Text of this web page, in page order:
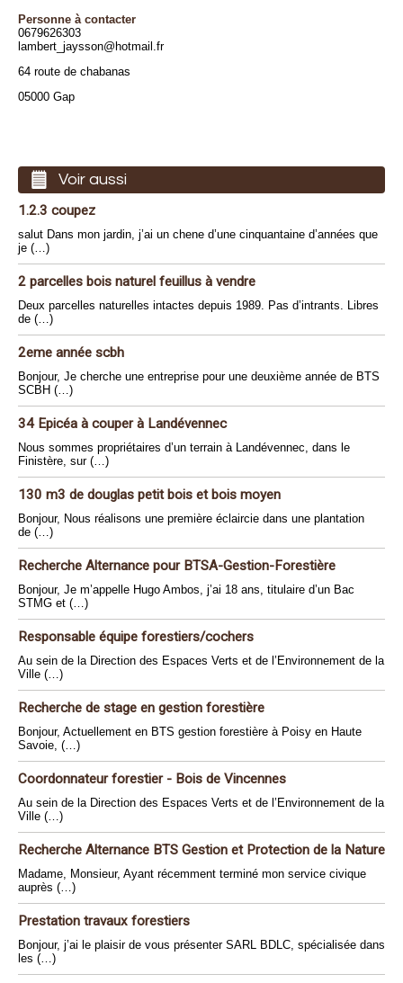
Personne à contacter
0679626303
lambert_jaysson@hotmail.fr
64 route de chabanas
05000 Gap
Voir aussi
1.2.3 coupez
salut Dans mon jardin, j’ai un chene d’une cinquantaine d’années que
je (…)
2 parcelles bois naturel feuillus à vendre
Deux parcelles naturelles intactes depuis 1989. Pas d’intrants. Libres
de (…)
2eme année scbh
Bonjour, Je cherche une entreprise pour une deuxième année de BTS
SCBH (…)
34 Epicéa à couper à Landévennec
Nous sommes propriétaires d’un terrain à Landévennec, dans le
Finistère, sur (…)
130 m3 de douglas petit bois et bois moyen
Bonjour, Nous réalisons une première éclaircie dans une plantation
de (…)
Recherche Alternance pour BTSA-Gestion-Forestière
Bonjour, Je m’appelle Hugo Ambos, j’ai 18 ans, titulaire d’un Bac
STMG et (…)
Responsable équipe forestiers/cochers
Au sein de la Direction des Espaces Verts et de l’Environnement de la
Ville (…)
Recherche de stage en gestion forestière
Bonjour, Actuellement en BTS gestion forestière à Poisy en Haute
Savoie, (…)
Coordonnateur forestier - Bois de Vincennes
Au sein de la Direction des Espaces Verts et de l’Environnement de la
Ville (…)
Recherche Alternance BTS Gestion et Protection de la Nature
Madame, Monsieur, Ayant récemment terminé mon service civique
auprès (…)
Prestation travaux forestiers
Bonjour, j’ai le plaisir de vous présenter SARL BDLC, spécialisée dans
les (…)